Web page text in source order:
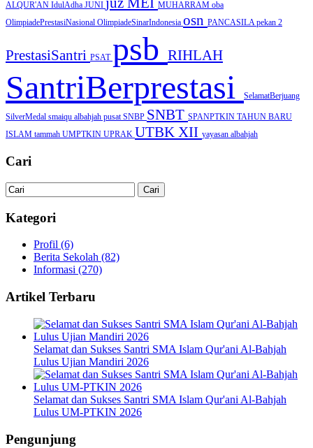
ALQUR'AN IdulAdha JUNI MUHARRAM oba
OlimpiadePrestasiNasional OlimpiadeSinarIndonesia osn PANCASILA pekan 2
PrestasiSantri PSAT psb RIHLAH
SantriBerprestasi SelamatBerjuang
SilverMedal smaiqu albahjah pusat SNBP SNBT SPANPTKIN TAHUN BARU
ISLAM tammah UMPTKIN UPRAK UTBK XII yayasan albahjah
Cari
Kategori
Profil (6)
Berita Sekolah (82)
Informasi (270)
Artikel Terbaru
Selamat dan Sukses Santri SMA Islam Qur'ani Al-Bahjah
Lulus Ujian Mandiri 2026
Selamat dan Sukses Santri SMA Islam Qur'ani Al-Bahjah
Lulus UM-PTKIN 2026
Pengunjung